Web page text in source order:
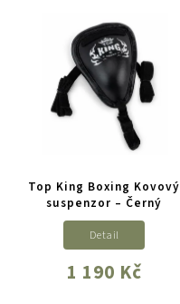
Top King Boxing Kovový
suspenzor – Černý
1 190 Kč
Detail